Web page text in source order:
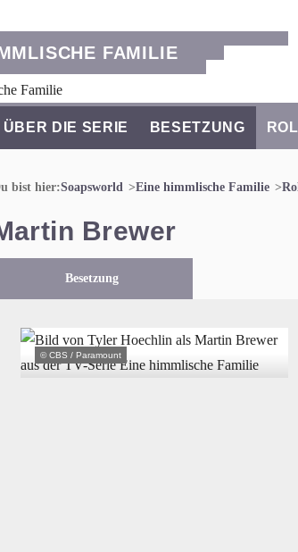
FAMILIE
ÜBER DIE SERIE BESETZUNG
bist hier:Soapsworld Eine himmlische Familie
Brewer
Besetzung
© CBS / Paramount